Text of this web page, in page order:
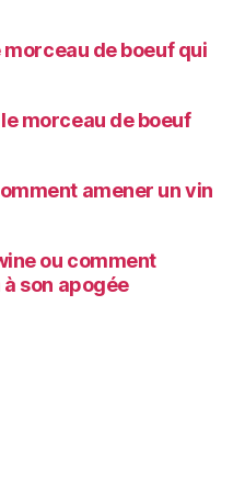
morceau de boeuf qui
le morceau de boeuf
amener un vin
ou comment
son apogée